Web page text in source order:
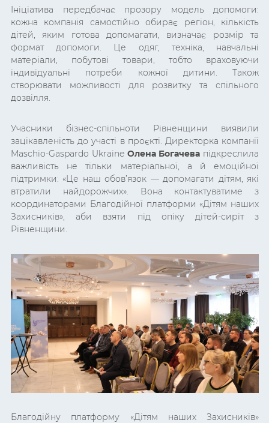
Ініціатива передбачає прозору модель допомоги:
кожна компанія самостійно обирає регіон, кількість
дітей, яким готова допомагати, визначає розмір та
формат допомоги. Це одяг, техніка, навчальні
матеріали, побутові товари, тобто враховуючи
індивідуальні потреби кожної дитини. Також
створювати можливості для розвитку та спільного
дозвілля.
Учасники бізнес-спільноти Рівненщини виявили
зацікавленість до участі в проєкті. Директорка компанії
Maschio-Gaspardo Ukraine Олена Богачева підкреслила
важливість не тільки матеріальної, а й емоційної
підтримки: «Це наш обов’язок — допомагати дітям, які
втратили найдорожчих». Вона контактуватиме з
координаторами Благодійної платформи «Дітям наших
Захисників», аби взяти під опіку дітей-сиріт з
Рівненщини.
Благодійну платформу «Дітям наших Захисників»